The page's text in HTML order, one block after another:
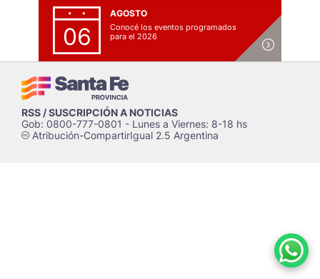
06
AGOSTO
Conocé los eventos programados
para el 2026
RSS / SUSCRIPCIÓN A NOTICIAS
Gob: 0800-777-0801 - Lunes a Viernes: 8-18 hs
cAtribución-CompartirIgual 2.5 Argentina